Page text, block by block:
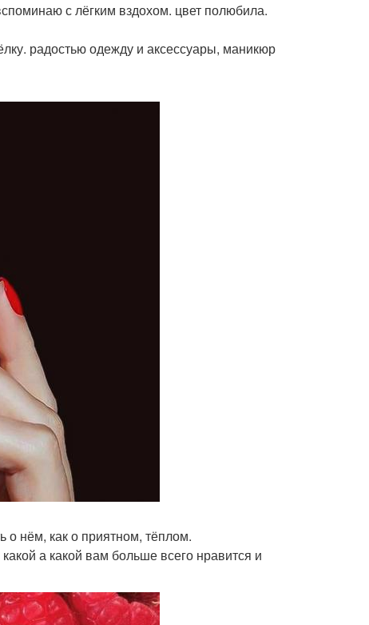
с лёгким вздохом. цвет полюбила.
радостью одежду и аксессуары, маникюр
о нём, как о приятном, тёплом.
а какой вам больше всего нравится и